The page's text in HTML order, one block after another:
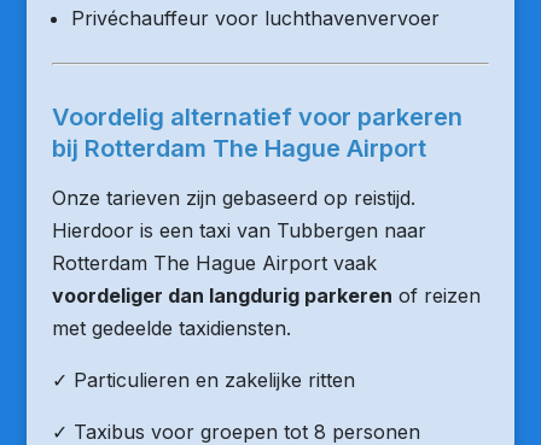
Privéchauffeur voor luchthavenvervoer
Voordelig alternatief voor parkeren
bij Rotterdam The Hague Airport
Onze tarieven zijn gebaseerd op reistijd.
Hierdoor is een taxi van Tubbergen naar
Rotterdam The Hague Airport vaak
voordeliger dan langdurig parkeren of reizen
met gedeelde taxidiensten.
✓ Particulieren en zakelijke ritten
✓ Taxibus voor groepen tot 8 personen